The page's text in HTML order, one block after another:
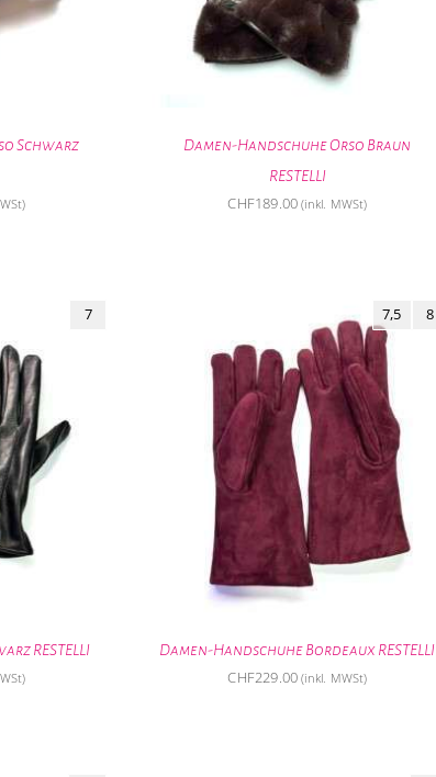
Schwarz
Damen-Handschuhe Orso Braun
RESTELLI
CHF189.00 (inkl. MWSt)
RESTELLI
7
Damen-Handschuhe Bordeaux RESTELLI
7,5 8
CHF229.00 (inkl. MWSt)